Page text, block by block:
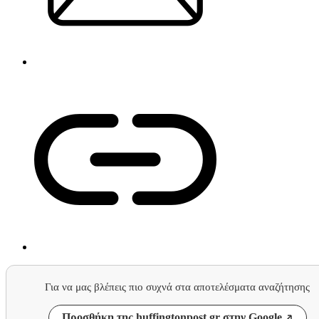
Για να μας βλέπεις πιο συχνά στα αποτελέσματα αναζήτησης